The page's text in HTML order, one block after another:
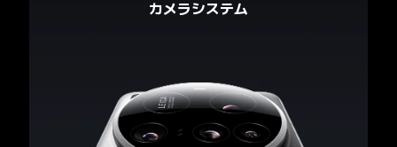
カメラシステム